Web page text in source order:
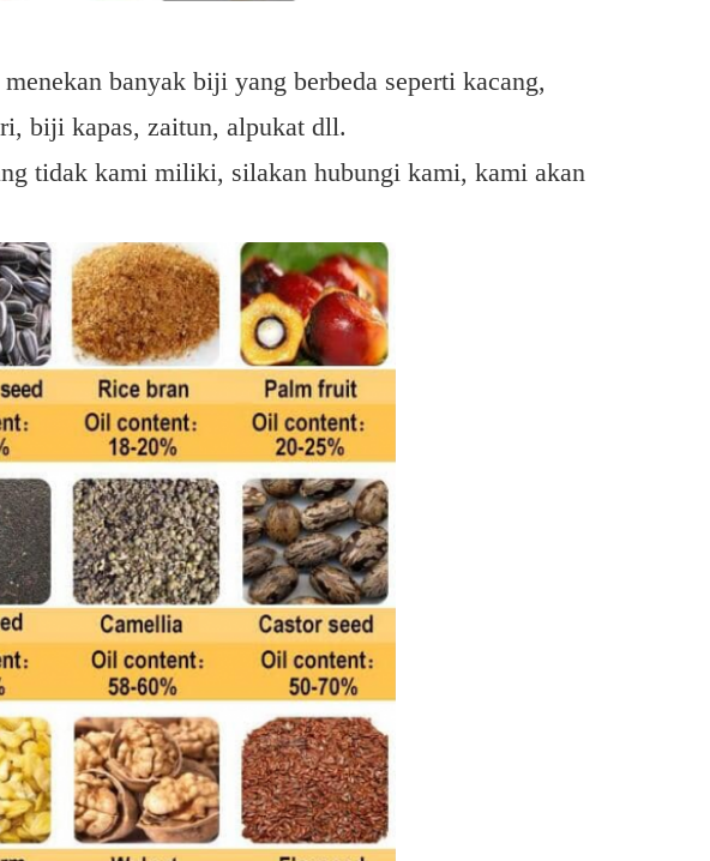
banyak biji yang berbeda seperti kacang,
biji kapas, zaitun, alpukat dll.
tidak kami miliki, silakan hubungi kami, kami akan